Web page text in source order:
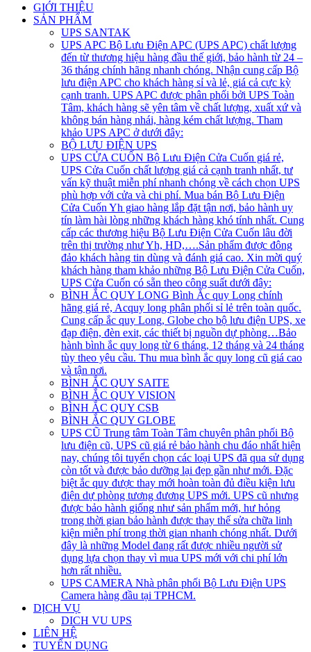
GIỚI THIỆU
SẢN PHẨM
UPS SANTAK
UPS APC Bộ Lưu Điện APC (UPS APC) chất lượng
đến từ thương hiệu hàng đầu thế giới, bảo hành từ 24 –
36 tháng chính hãng nhanh chóng. Nhận cung cấp Bộ
lưu điện APC cho khách hàng sỉ và lẻ, giá cả cực kỳ
cạnh tranh. UPS APC được phân phối bởi UPS Toàn
Tâm, khách hàng sẽ yên tâm về chất lượng, xuất xứ và
không bán hàng nhái, hàng kém chất lượng. Tham
khảo UPS APC ở dưới đây:
BỘ LƯU ĐIỆN UPS
UPS CỬA CUỐN Bộ Lưu Điện Cửa Cuốn giá rẻ,
UPS Cửa Cuốn chất lượng giá cả cạnh tranh nhất, tư
vấn kỹ thuật miễn phí nhanh chóng về cách chọn UPS
phù hợp với cửa và chi phí. Mua bán Bộ Lưu Điện
Cửa Cuốn Yh giao hàng lắp đặt tận nơi, bảo hành uy
tín làm hài lòng những khách hàng khó tính nhất. Cung
cấp các thương hiệu Bộ Lưu Điện Cửa Cuốn lâu đời
trên thị trường như Yh, HD,….Sản phẩm được đông
đảo khách hàng tin dùng và đánh giá cao. Xin mời quý
khách hàng tham khảo những Bộ Lưu Điện Cửa Cuốn,
UPS Cửa Cuốn có sẵn theo công suất dưới đây:
BÌNH ẮC QUY LONG Bình Ắc quy Long chính
hãng giá rẻ, Acquy long phân phối sỉ lẻ trên toàn quốc.
Cung cấp ắc quy Long, Globe cho bộ lưu điện UPS, xe
đạp điện, đèn exit, các thiết bị nguồn dự phòng…Bảo
hành bình ắc quy long từ 6 tháng, 12 tháng và 24 tháng
tùy theo yêu cầu. Thu mua bình ắc quy long cũ giá cao
và tận nơi.
BÌNH ẮC QUY SAITE
BÌNH ẮC QUY VISION
BÌNH ẮC QUY CSB
BÌNH ẮC QUY GLOBE
UPS CŨ Trung tâm Toàn Tâm chuyên phân phối Bộ
lưu điện cũ, UPS cũ giá rẻ bảo hành chu đáo nhất hiện
nay, chúng tôi tuyển chọn các loại UPS đã qua sử dụng
còn tốt và được bảo dưỡng lại đẹp gần như mới. Đặc
biệt ắc quy được thay mới hoàn toàn đủ điều kiện lưu
điện dự phòng tương đương UPS mới. UPS cũ nhưng
được bảo hành giống như sản phẩm mới, hư hỏng
trong thời gian bảo hành được thay thế sửa chữa linh
kiện miễn phí trong thời gian nhanh chóng nhất. Dưới
đây là những Model đang rất được nhiều người sử
dụng lựa chọn thay vì mua UPS mới với chi phí lớn
hơn rất nhiều.
UPS CAMERA Nhà phân phối Bộ Lưu Điện UPS
Camera hàng đầu tại TPHCM.
DỊCH VỤ
DICH VU UPS
LIÊN HỆ
TUYỂN DỤNG